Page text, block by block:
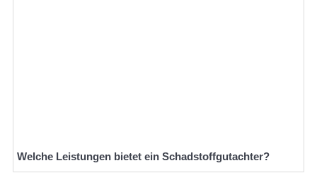
Welche Leistungen bietet ein Schadstoffgutachter?